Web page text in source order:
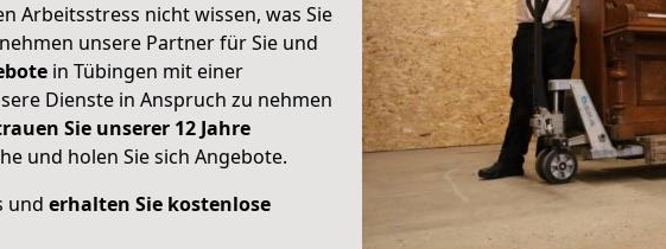
Arbeitsstress nicht wissen, was Sie
unsere Partner für Sie und
in Tübingen mit einer
Dienste in Anspruch zu nehmen
Sie unserer 12 Jahre
und holen Sie sich Angebote.
und erhalten Sie kostenlose